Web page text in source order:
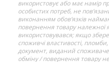
використовує або має намір
особистих потреб, не
виконанням обов’язків
повернення товару належної
використовувався; якщо
споживчі властивості,
документ, виданий
обміну / повернення товару